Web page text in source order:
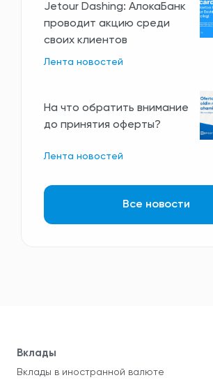
Jetour Dashing: АлокаБанк
проводит акцию среди
своих клиентов
Лента новостей
На что обратить внимание
до принятия оферты?
Лента новостей
Все новости
Вклады
Вклады в иностранной валюте